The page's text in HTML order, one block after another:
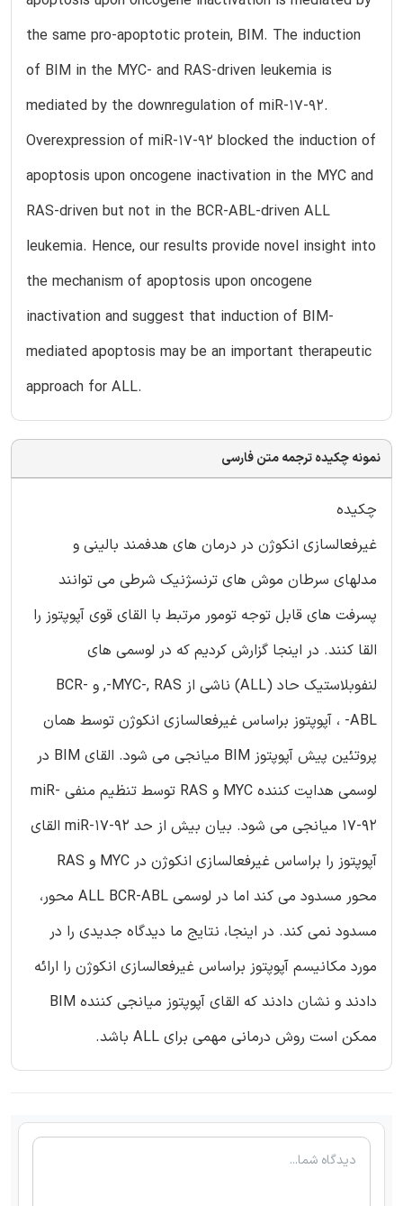
the same pro-apoptotic protein, BIM. The induction
of BIM in the MYC- and RAS-driven leukemia is
mediated by the downregulation of miR-17-92.
Overexpression of miR-17-92 blocked the induction of
apoptosis upon oncogene inactivation in the MYC and
RAS-driven but not in the BCR-ABL-driven ALL
leukemia. Hence, our results provide novel insight into
the mechanism of apoptosis upon oncogene
inactivation and suggest that induction of BIM-
mediated apoptosis may be an important therapeutic
approach for ALL.
نمونه چکیده ترجمه متن فارسی
چکیده
غیرفعالسازی انکوژن در درمان های هدفمند بالینی و
مدلهای سرطان موش های ترنسژنیک شرطی می توانند
پسرفت های قابل توجه تومور مرتبط با القای قوی آپوپتوز را
القا کنند. در اینجا گزارش کردیم که در لوسمی های
لنفوبلاستیک حاد (ALL) ناشی از MYC-, RAS-, و BCR-
ABL- ، آپوپتوز براساس غیرفعالسازی انکوژن توسط همان
پروتئین پیش آپوپتوز BIM میانجی می شود. القای BIM در
لوسمی هدایت کننده MYC و RAS توسط تنظیم منفی miR-
17-92 میانجی می شود. بیان بیش از حد miR-17-92 القای
آپوپتوز را براساس غیرفعالسازی انکوژن در MYC و RAS
محور مسدود می کند اما در لوسمی ALL BCR-ABL محور،
مسدود نمی کند. در اینجا، نتایج ما دیدگاه جدیدی را در
مورد مکانیسم آپوپتوز براساس غیرفعالسازی انکوژن را ارائه
دادند و نشان دادند که القای آپوپتوز میانجی کننده BIM
ممکن است روش درمانی مهمی برای ALL باشد.